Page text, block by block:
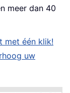
meer dan 40
met één klik!
uw